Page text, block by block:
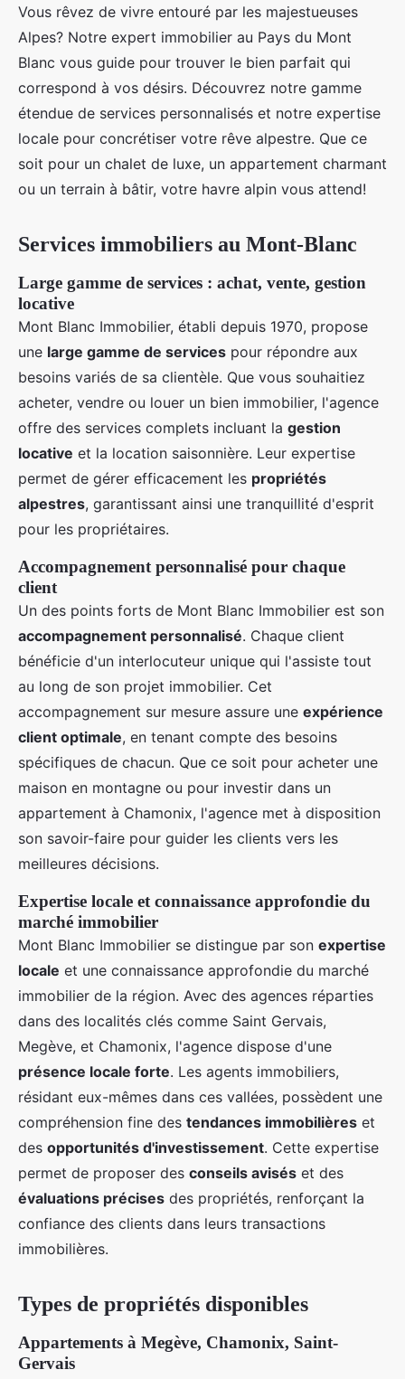
Expert immobilier au pays du
mont blanc : trouvez votre rêve
alpestre
Ayoub•21 août 2024•6 min de lecture
Vous rêvez de vivre entouré par les majestueuses
Alpes? Notre expert immobilier au Pays du Mont
Blanc vous guide pour trouver le bien parfait qui
correspond à vos désirs. Découvrez notre gamme
étendue de services personnalisés et notre expertise
locale pour concrétiser votre rêve alpestre. Que ce
soit pour un chalet de luxe, un appartement charmant
ou un terrain à bâtir, votre havre alpin vous attend!
Services immobiliers au Mont-Blanc
Large gamme de services : achat, vente, gestion
locative
Mont Blanc Immobilier, établi depuis 1970, propose
une large gamme de services pour répondre aux
besoins variés de sa clientèle. Que vous souhaitiez
acheter, vendre ou louer un bien immobilier, l'agence
offre des services complets incluant la gestion
locative et la location saisonnière. Leur expertise
permet de gérer efficacement les propriétés
alpestres, garantissant ainsi une tranquillité d'esprit
pour les propriétaires.
Accompagnement personnalisé pour chaque
client
Un des points forts de Mont Blanc Immobilier est son
accompagnement personnalisé. Chaque client
bénéficie d'un interlocuteur unique qui l'assiste tout
au long de son projet immobilier. Cet
accompagnement sur mesure assure une expérience
client optimale, en tenant compte des besoins
spécifiques de chacun. Que ce soit pour acheter une
maison en montagne ou pour investir dans un
appartement à Chamonix, l'agence met à disposition
son savoir-faire pour guider les clients vers les
meilleures décisions.
Expertise locale et connaissance approfondie du
marché immobilier
Mont Blanc Immobilier se distingue par son expertise
locale et une connaissance approfondie du marché
immobilier de la région. Avec des agences réparties
dans des localités clés comme Saint Gervais,
Megève, et Chamonix, l'agence dispose d'une
présence locale forte. Les agents immobiliers,
résidant eux-mêmes dans ces vallées, possèdent une
compréhension fine des tendances immobilières et
des opportunités d'investissement. Cette expertise
permet de proposer des conseils avisés et des
évaluations précises des propriétés, renforçant la
confiance des clients dans leurs transactions
immobilières.
Types de propriétés disponibles
Appartements à Megève, Chamonix, Saint-
Gervais